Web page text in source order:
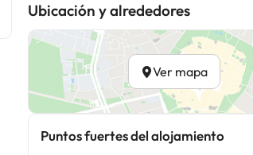
Ubicación y alrededores
Ver mapa
Puntos fuertes del alojamiento